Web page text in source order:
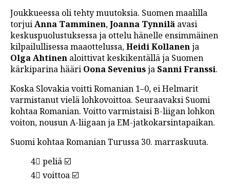
Joukkueessa oli tehty muutoksia. Suomen maalilla
torjuiAnna Tamminen,Joanna Tynnilä avasi
keskuspuolustuksessa ja ottelu hänelle ensimmäinen
kilpailullisessa maaottelussa,Heidi Kollanenja
Olga Ahtinen aloittivat keskikentällä ja Suomen
kärkiparina hääri Oona SeveniusjaSanni Franssi.
Koska Slovakia voitti Romanian 1–0, ei Helmarit
varmistanut vielä lohkovoittoa. Seuraavaksi Suomi
kohtaa Romanian. Voitto varmistaisi B-liigan lohkon
voiton, nousun A-liigaan ja EM-jatkokarsintapaikan.
Suomi kohtaa Romanian Turussa 30. marraskuuta.
4⃣ peliä ☑️
4⃣ voittoa ☑️